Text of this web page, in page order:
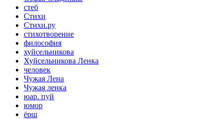
стеб
Стихи
Стихи.ру
стихотворение
философия
хуйсельникова
Хуйсельникова Ленка
человек
Чужая Лена
Чужая ленка
юар. пуй
юмор
ёрш